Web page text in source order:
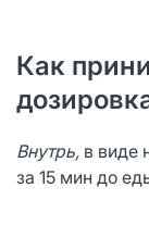
Как
Внутрь, в виде
за 15 мин до